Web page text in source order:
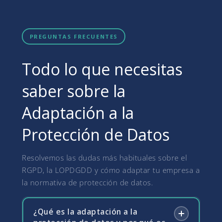
PREGUNTAS FRECUENTES
Todo lo que necesitas
saber sobre la
Adaptación a la
Protección de Datos
Resolvemos las dudas más habituales sobre el
RGPD, la LOPDGDD y cómo adaptar tu empresa a
la normativa de protección de datos.
¿Qué es la adaptación a la